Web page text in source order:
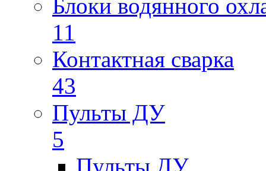
Блоки водянного
11
Контактная сварка
43
Пульты ДУ
5
Пульты ДУ